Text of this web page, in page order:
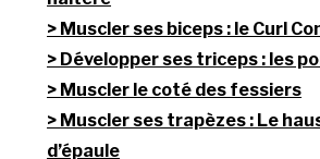
Muscler ses biceps : le Curl
Développer ses triceps : les
Muscler le coté des fessiers
Muscler ses trapèzes : Le
d’épaule